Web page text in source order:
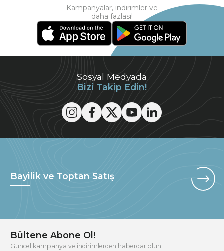
Sosyal Medyada
Bizi Takip Edin!
Kampanyalar, indirimler ve
daha fazlası!
Bayilik ve Toptan Satış
Bültene Abone Ol!
Güncel kampanya ve indirimlerden haberdar olun.